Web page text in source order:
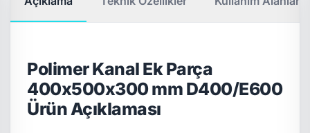
Polimer Kanal Ek Parça
400x500x300 mm D400/E600
Ürün Açıklaması